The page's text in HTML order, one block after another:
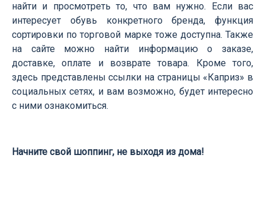
найти и просмотреть то, что вам нужно. Если вас
интересует обувь конкретного бренда, функция
сортировки по торговой марке тоже доступна. Также
на сайте можно найти информацию о заказе,
доставке, оплате и возврате товара. Кроме того,
здесь представлены ссылки на страницы «Каприз» в
социальных сетях, и вам возможно, будет интересно
с ними ознакомиться.
Начните свой шоппинг, не выходя из дома!